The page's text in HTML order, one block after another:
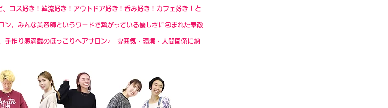
コス好き！韓流好き！アウトドア好き！呑み好き！カフェ好き！と
ン。みんな美容師というワードで繋がっている優しさに包まれた素敵
手作り感満載のほっこりヘアサロン♪ 雰囲気・環境・人間関係に納